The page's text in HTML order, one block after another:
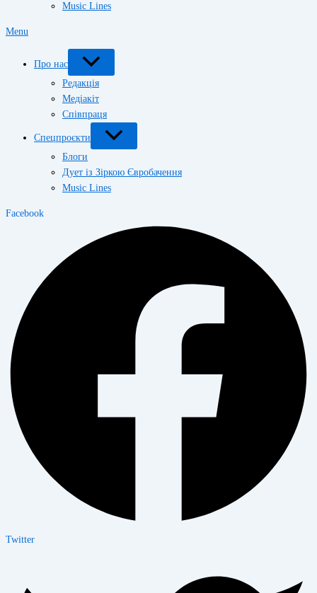
Music Lines
Menu
Про нас
Редакція
Медіакіт
Співпраця
Спецпроєкти
Блоги
Дует із Зіркою Євробачення
Music Lines
Facebook
Twitter